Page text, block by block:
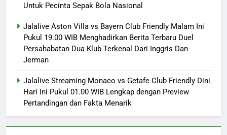
Untuk Pecinta Sepak Bola Nasional
Jalalive Aston Villa vs Bayern Club Friendly Malam Ini
Pukul 19.00 WIB Menghadirkan Berita Terbaru Duel
Persahabatan Dua Klub Terkenal Dari Inggris Dan
Jerman
Jalalive Streaming Monaco vs Getafe Club Friendly Dini
Hari Ini Pukul 01.00 WIB Lengkap dengan Preview
Pertandingan dan Fakta Menarik